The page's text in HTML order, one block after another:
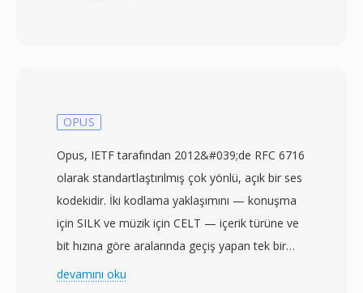
olduğu tek baytlık genlik örneklerinin düz akışını
örnekleme hızı ve kanal sayısı gibi oynatma
parametreleri harici olarak sağlanmalıdır.
Orijinal MacRecorder genellikle mono olarak 22
kHz&#039;e kadar hızlarda yakalama
yapıyordu, ancak ham veriyi yorumlarken
herhangi bir örnekleme hızı geçerlidir. FSSD ve
OPUS
Opus, IETF tarafından 2012&#039;de RFC 6716
olarak standartlaştırılmış çok yönlü, açık bir ses
kodekidir. İki kodlama yaklaşımını — konuşma
için SILK ve müzik için CELT — içerik türüne ve
bit hızına göre aralarında geçiş yapan tek bir
algoritmada birleştirir. Bu hibrit tasarım,
devamını oku